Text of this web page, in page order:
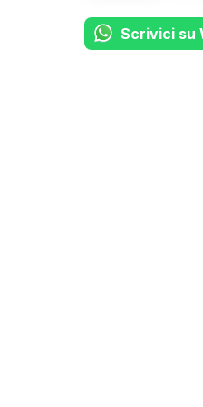
Scrivici su